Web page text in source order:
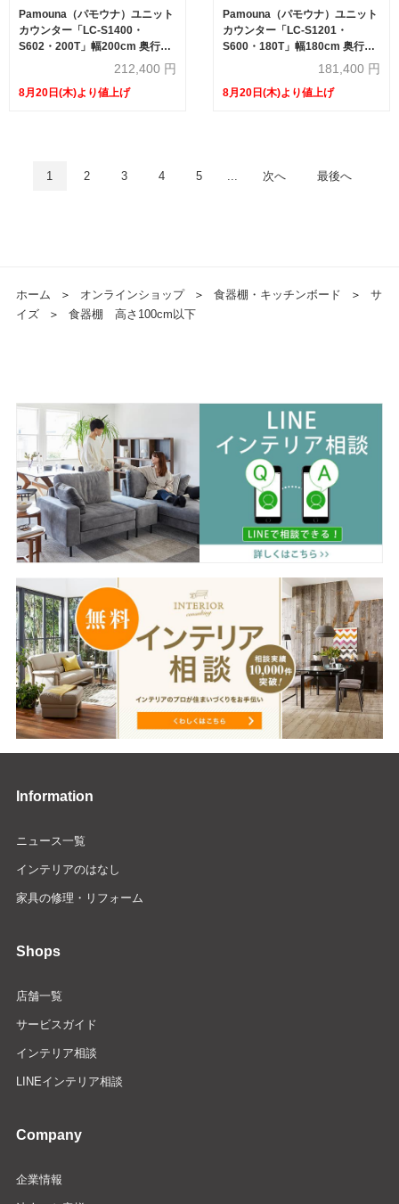
Pamouna（パモウナ）ユニット
カウンター「LC-S1400・
S602・200T」幅200cm 奥行
46cm 高さ92.7cm 引出し+扉収
納（扉：向かって右） 家電収納
下台全4色 天板全2色
212,400 円
8月20日(木)より値上げ
Pamouna（パモウナ）ユニット
カウンター「LC-S1201・
S600・180T」幅180cm 奥行
46cm 高さ92.7cm 引出し+扉収
納（扉：向かって左） 引出し収
納 下台全4色 天板全2色
181,400 円
8月20日(木)より値上げ
1 2 3 4 5 次へ 最後へ
ホーム ＞ オンラインショップ ＞ 食器棚・キッチンボード ＞
サ
イズ
＞ 食器棚 高さ100cm以下
Information
ニュース一覧
インテリアのはなし
家具の修理・リフォーム
Shops
店舗一覧
サービスガイド
インテリア相談
LINEインテリア相談
Company
企業情報